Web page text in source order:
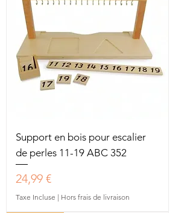
Support en bois pour escalier
de perles 11-19 ABC 352
Prix
24,99 €
Taxe Incluse | Hors frais de livraison